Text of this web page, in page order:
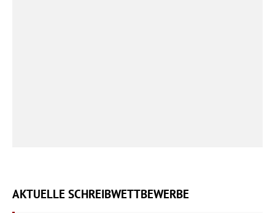
AKTUELLE SCHREIBWETTBEWERBE